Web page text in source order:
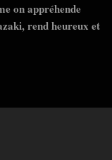
on appréhende
rend heureux et